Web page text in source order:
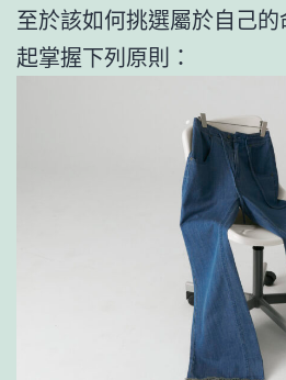
至於該如何挑選屬於自己
起掌握下列原則：